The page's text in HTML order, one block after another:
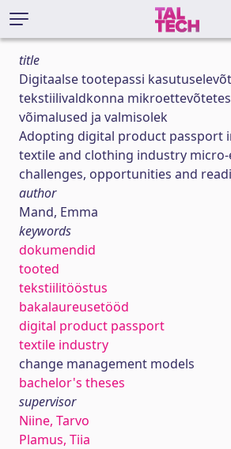
title
Digitaalse tootepassi
tekstiilivaldkonna
võimalused ja valmisolek
Adopting digital product passport
textile and clothing industry
challenges, opportunities and
author
Mand, Emma
keywords
dokumendid
tooted
tekstiilitööstus
bakalaureusetööd
digital product passport
textile industry
change management models
bachelor's theses
supervisor
Niine, Tarvo
Plamus, Tiia